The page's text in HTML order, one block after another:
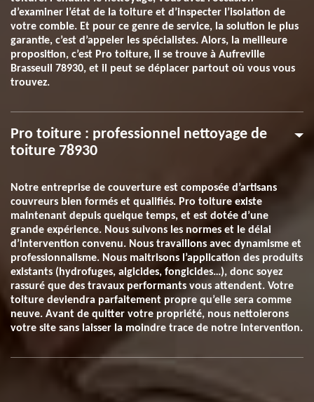
d’examiner l’état de la toiture et d’inspecter l’isolation de
votre comble. Et pour ce genre de service, la solution le plus
garantie, c’est d’appeler les spécialistes. Alors, la meilleure
proposition, c’est Pro toiture, il se trouve à Aufreville
Brasseuil 78930, et il peut se déplacer partout où vous vous
trouvez.
Pro toiture : professionnel nettoyage de
toiture 78930
Notre entreprise de couverture est composée d’artisans
couvreurs bien formés et qualifiés. Pro toiture existe
maintenant depuis quelque temps, et est dotée d’une
grande expérience. Nous suivons les normes et le délai
d’intervention convenu. Nous travaillons avec dynamisme et
professionnalisme. Nous maitrisons l’application des produits
existants (hydrofuges, algicides, fongicides…), donc soyez
rassuré que des travaux performants vous attendent. Votre
toiture deviendra parfaitement propre qu’elle sera comme
neuve. Avant de quitter votre propriété, nous nettoierons
votre site sans laisser la moindre trace de notre intervention.